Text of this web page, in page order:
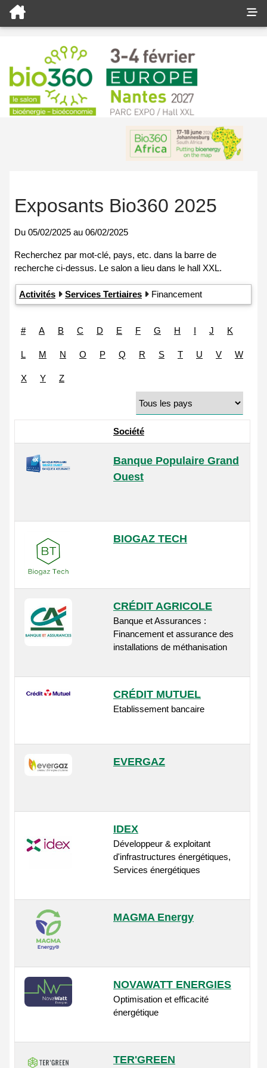
Exposants Bio360 2025
Du 05/02/2025 au 06/02/2025
Activités Services Tertiaires Financement
# A B C D E F G H I J K
L M N O P Q R S T U V W
X Y Z
Société
Banque Populaire Grand
Ouest
BIOGAZ TECH
CRÉDIT AGRICOLE
Banque et Assurances :
Financement et assurance des
installations de méthanisation
CRÉDIT MUTUEL
Etablissement bancaire
EVERGAZ
IDEX
Développeur & exploitant
d'infrastructures énergétiques,
Services énergétiques
MAGMA Energy
NOVAWATT ENERGIES
Optimisation et efficacité
énergétique
TER'GREEN